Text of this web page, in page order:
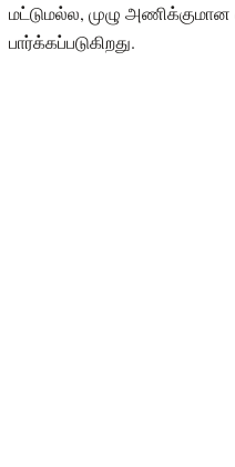
மட்டுமல்ல, முழு
பார்க்கப்படுகிறது.